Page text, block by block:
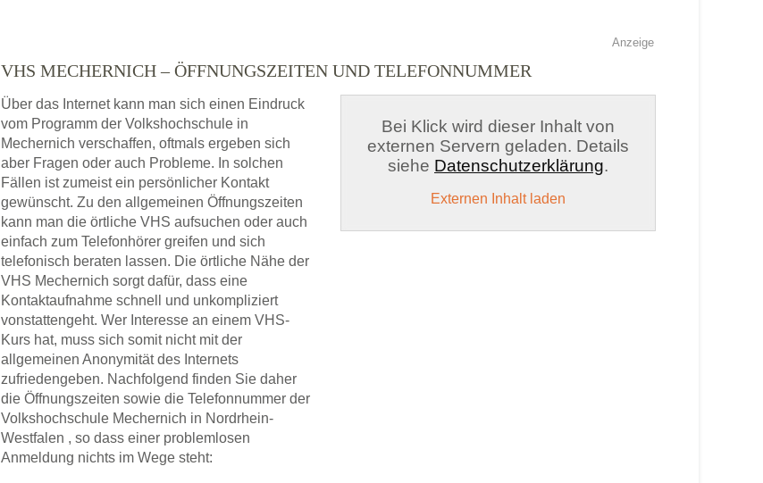
Anzeige
VHS MECHERNICH – ÖFFNUNGSZEITEN UND TELEFONNUMMER
Über das Internet kann man sich einen Eindruck
vom Programm der Volkshochschule in
Mechernich verschaffen, oftmals ergeben sich
aber Fragen oder auch Probleme. In solchen
Fällen ist zumeist ein persönlicher Kontakt
gewünscht. Zu den allgemeinen Öffnungszeiten
kann man die örtliche VHS aufsuchen oder auch
einfach zum Telefonhörer greifen und sich
telefonisch beraten lassen. Die örtliche Nähe der
VHS Mechernich sorgt dafür, dass eine
Kontaktaufnahme schnell und unkompliziert
vonstattengeht. Wer Interesse an einem VHS-
Kurs hat, muss sich somit nicht mit der
allgemeinen Anonymität des Internets
zufriedengeben. Nachfolgend finden Sie daher
die Öffnungszeiten sowie die Telefonnummer der
Volkshochschule Mechernich in Nordrhein-
Westfalen , so dass einer problemlosen
Anmeldung nichts im Wege steht:
Bei Klick wird dieser Inhalt von
externen Servern geladen. Details
siehe Datenschutzerklärung.
Externen Inhalt laden